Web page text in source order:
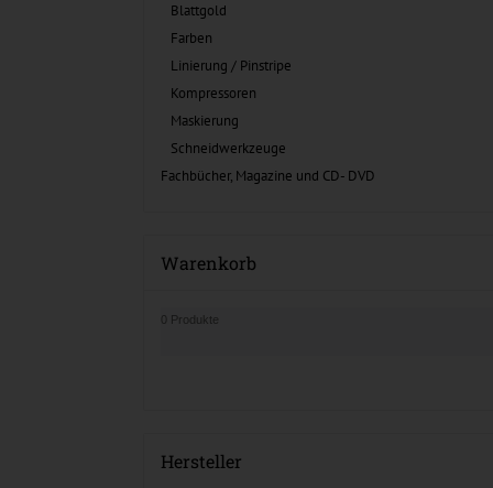
Blattgold
Farben
Linierung / Pinstripe
Kompressoren
Maskierung
Schneidwerkzeuge
Fachbücher, Magazine und CD- DVD
Warenkorb
0 Produkte
Hersteller